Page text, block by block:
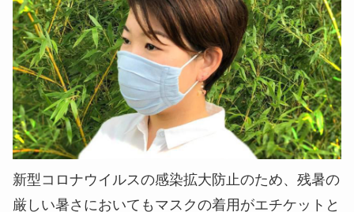
新型コロナウイルスの感染拡大防止のため、残暑の
厳しい暑さにおいてもマスクの着用がエチケットと